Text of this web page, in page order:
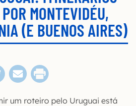
MONTEVIDÉU,
(E BUENOS AIRES)
um roteiro pelo Uruguai está